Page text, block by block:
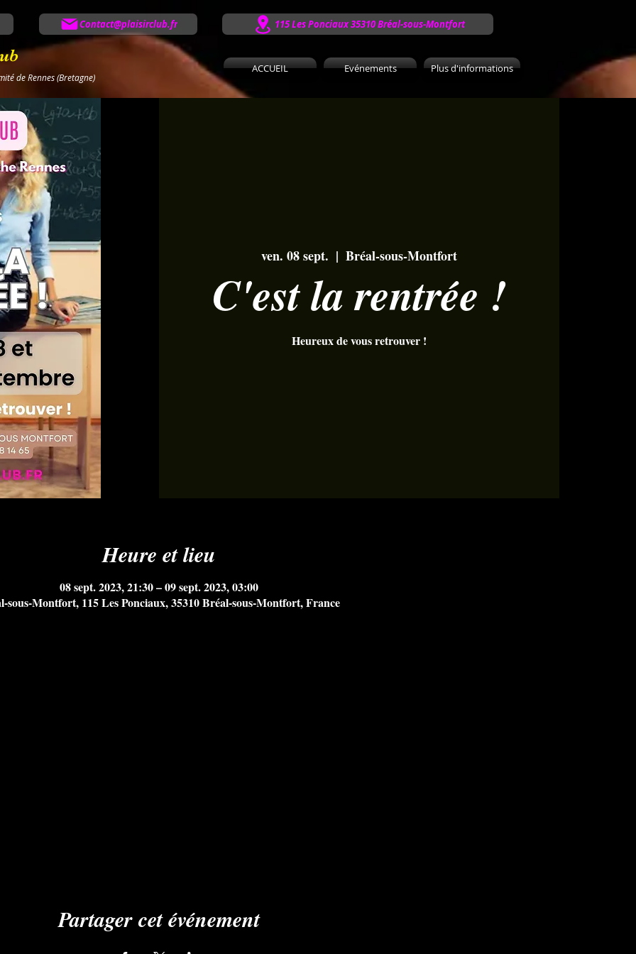
de Rennes (Bretagne)
ACCUEIL Evénements Plus d'informations
Contact@plaisirclub.fr 115 Les Ponciaux 35310 Bréal-sous-Montfort
ven. 08 sept.
  |
Bréal-sous-Montfort
C'est la rentrée !
Heureux de vous retrouver !
Heure et lieu
08 sept. 2023, 21:30 – 09 sept. 2023, 03:00
sous-Montfort, 115 Les Ponciaux, 35310 Bréal-sous-Montfort, France
Partager cet événement